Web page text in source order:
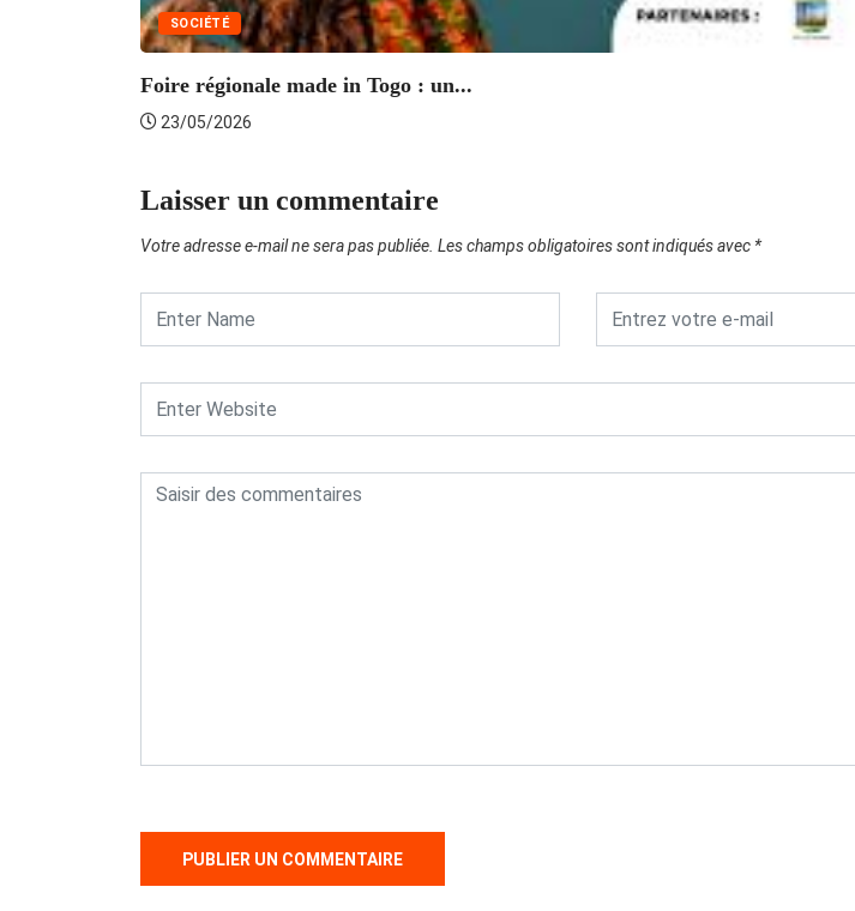
SOCIÉTÉ
Foire régionale made in Togo : un...
23/05/2026
Laisser un commentaire
Votre adresse e-mail ne sera pas publiée. Les champs obligatoires sont indiqués avec *